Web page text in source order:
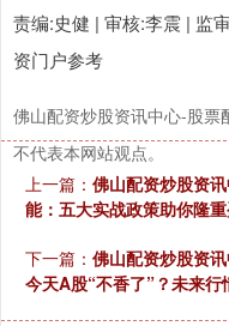
责编:史健 | 审核:李震 | 监
资门户参考
佛山配资炒股资讯中心-股票
不代表本网站观点。
上一篇： 佛山配资炒股资
能：五大实战政策助你隆
下一篇： 佛山配资炒股资
今天A股“不香了”？未来行